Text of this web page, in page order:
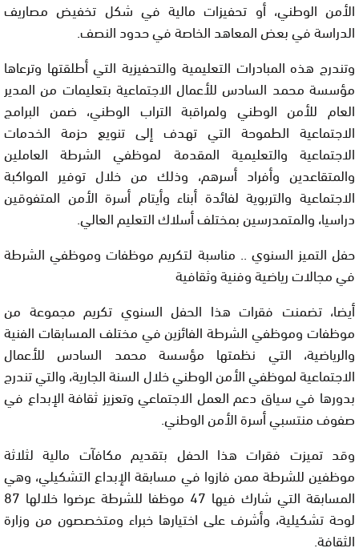
الأمن الوطني، أو تحفيزات مالية في شكل تخفيض مصاريف
الدراسة في بعض المعاهد الخاصة في حدود النصف.
وتندرج هذه المبادرات التعليمية والتحفيزية التي أطلقتها وترعاها
مؤسسة محمد السادس للأعمال الاجتماعية بتعليمات من المدير
العام للأمن الوطني ولمراقبة التراب الوطني، ضمن البرامج
الاجتماعية الطموحة التي تهدف إلى تنويع حزمة الخدمات
الاجتماعية والتعليمية المقدمة لموظفي الشرطة العاملين
والمتقاعدين وأفراد أسرهم، وذلك من خلال توفير المواكبة
الاجتماعية والتربوية لفائدة أبناء وأيتام أسرة الأمن المتفوقين
دراسيا، والمتمدرسين بمختلف أسلاك التعليم العالي.
حفل التميز السنوي .. مناسبة لتكريم موظفات وموظفي الشرطة
في مجالات رياضية وفنية وثقافية
أيضا، تضمنت فقرات هذا الحفل السنوي تكريم مجموعة من
موظفات وموظفي الشرطة الفائزين في مختلف المسابقات الفنية
والرياضية، التي نظمتها مؤسسة محمد السادس للأعمال
الاجتماعية لموظفي الأمن الوطني خلال السنة الجارية، والتي تندرج
بدورها في سياق دعم العمل الاجتماعي وتعزيز ثقافة الإبداع في
صفوف منتسبي أسرة الأمن الوطني.
وقد تميزت فقرات هذا الحفل بتقديم مكافآت مالية لثلاثة
موظفين للشرطة ممن فازوا في مسابقة الإبداع التشكيلي، وهي
المسابقة التي شارك فيها 47 موظفا للشرطة عرضوا خلالها 87
لوحة تشكيلية، وأشرف على اختيارها خبراء ومتخصصون من وزارة
الثقافة.